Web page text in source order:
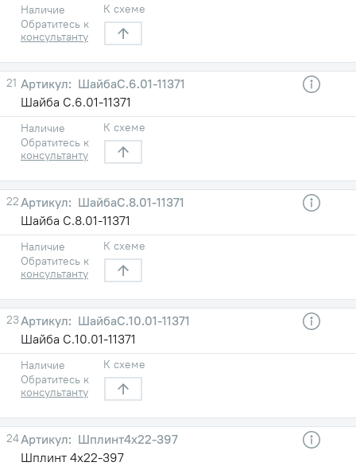
Наличие
Обратитесь к
консультанту
К схеме
21
ШайбаС.6.01-11371
Шайба С.6.01-11371
Наличие
Обратитесь к
консультанту
К схеме
22
ШайбаС.8.01-11371
Шайба С.8.01-11371
Наличие
Обратитесь к
консультанту
К схеме
23
ШайбаС.10.01-11371
Шайба С.10.01-11371
Наличие
Обратитесь к
консультанту
К схеме
24
Шплинт4х22-397
Шплинт 4х22-397